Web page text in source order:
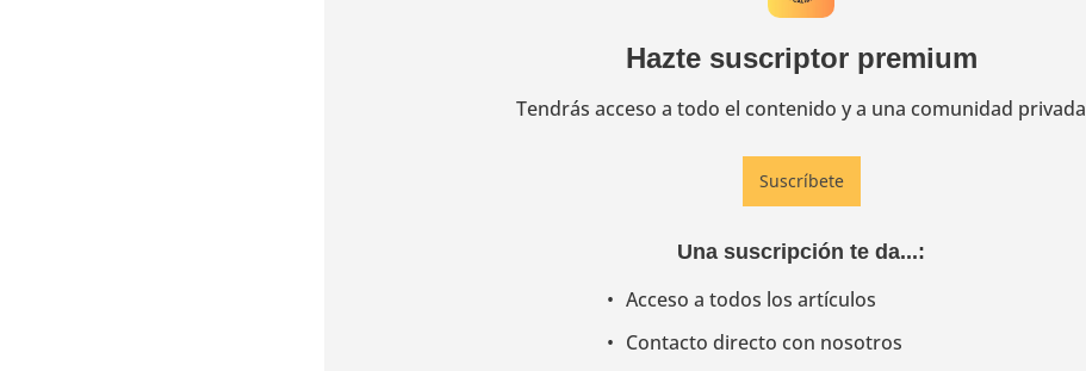
Hazte suscriptor premium
Tendrás acceso a todo el contenido y a una comunidad privada
Suscríbete
Una suscripción te da...:
Acceso a todos los artículos
Contacto directo con nosotros